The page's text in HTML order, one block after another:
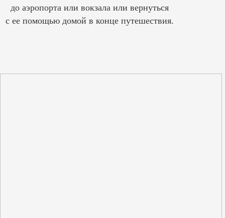
до аэропорта или вокзала или вернуться
с ее помощью домой в конце путешествия.